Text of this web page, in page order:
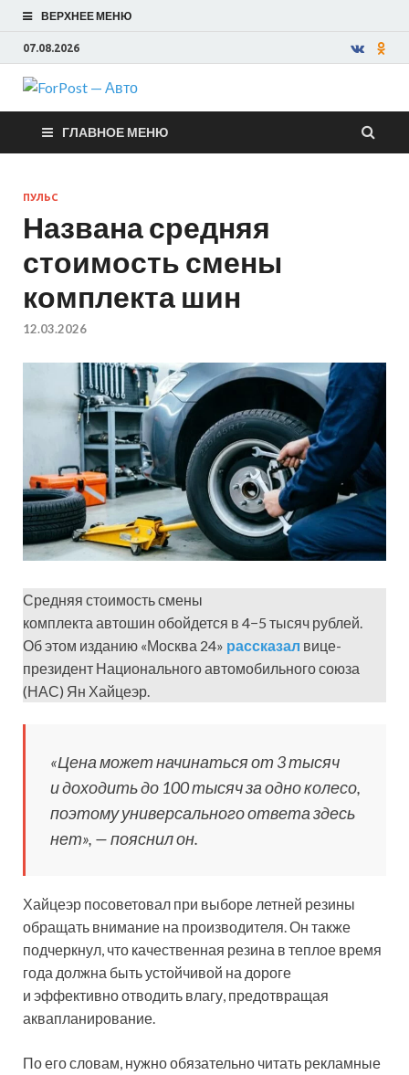
ВЕРХНЕЕ МЕНЮ
07.08.2026
ForPost —
Авто
ГЛАВНОЕ МЕНЮ
ПУЛЬС
Названа средняя
стоимость смены
комплекта шин
12.03.2026
Средняя стоимость смены
комплекта автошин обойдется в 4−5 тысяч рублей.
Об этом изданию «Москва 24» рассказал вице-
президент Национального автомобильного союза
(НАС) Ян Хайцеэр.
«Цена может начинаться от 3 тысяч
и доходить до 100 тысяч за одно колесо,
поэтому универсального ответа здесь
нет», — пояснил он.
Хайцеэр посоветовал при выборе летней резины
обращать внимание на производителя. Он также
подчеркнул, что качественная резина в теплое время
года должна быть устойчивой на дороге
и эффективно отводить влагу, предотвращая
аквапланирование.
По его словам, нужно обязательно читать рекламные